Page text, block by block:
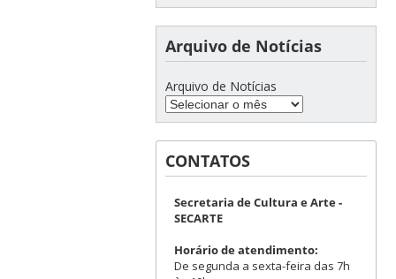
Arquivo de Notícias
Arquivo de Notícias
CONTATOS
Secretaria de Cultura e Arte -
SECARTE
Horário de atendimento:
De segunda a sexta-feira das 7h